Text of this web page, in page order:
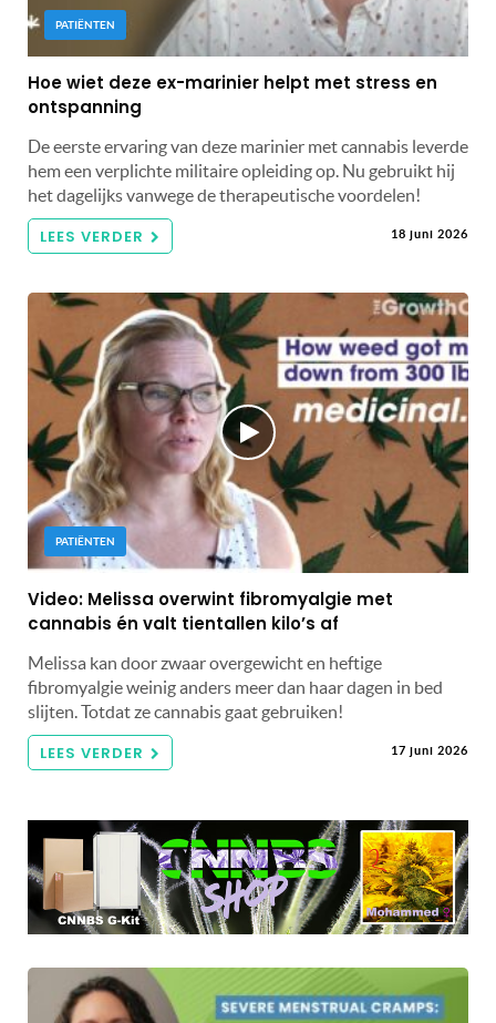
PATIËNTEN
Hoe wiet deze ex-marinier helpt met stress en
ontspanning
De eerste ervaring van deze marinier met cannabis leverde
hem een ​​verplichte militaire opleiding op. Nu gebruikt hij
het dagelijks vanwege de therapeutische voordelen!
LEES VERDER 18 juni 2026
PATIËNTEN
Video: Melissa overwint fibromyalgie met
cannabis én valt tientallen kilo’s af
Melissa kan door zwaar overgewicht en heftige
fibromyalgie weinig anders meer dan haar dagen in bed
slijten. Totdat ze cannabis gaat gebruiken!
LEES VERDER 17 juni 2026